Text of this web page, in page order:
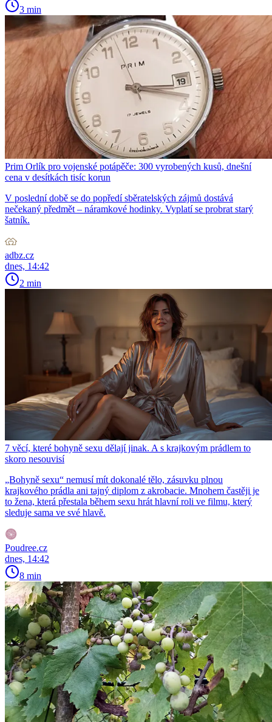
3 min
Prim Orlík pro vojenské potápěče: 300 vyrobených kusů, dnešní
cena v desítkách tisíc korun
V poslední době se do popředí sběratelských zájmů dostává
nečekaný předmět – náramkové hodinky. Vyplatí se probrat starý
šatník.
adbz.cz
dnes, 14:42
2 min
7 věcí, které bohyně sexu dělají jinak. A s krajkovým prádlem to
skoro nesouvisí
„Bohyně sexu“ nemusí mít dokonalé tělo, zásuvku plnou
krajkového prádla ani tajný diplom z akrobacie. Mnohem častěji je
to žena, která přestala během sexu hrát hlavní roli ve filmu, který
sleduje sama ve své hlavě.
Poudree.cz
dnes, 14:42
8 min